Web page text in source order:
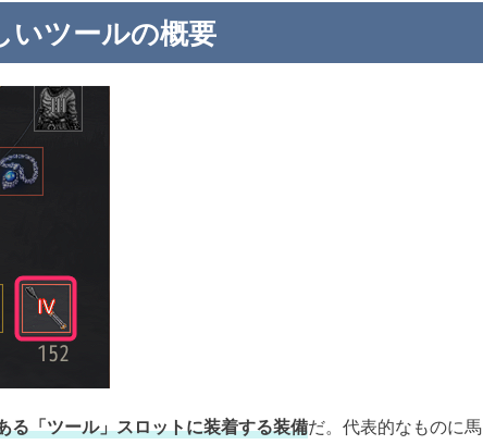
いツールの概要
る「ツール」スロットに装着する装備だ。代表的なものに馬